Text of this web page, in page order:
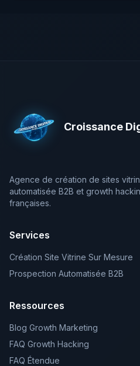
Croissance
Agence de création de sites
automatisée B2B et growth
françaises.
Services
Création Site Vitrine Sur Mesure
Prospection Automatisée B2B
Ressources
Blog Growth Marketing
FAQ Growth Hacking
FAQ Étendue